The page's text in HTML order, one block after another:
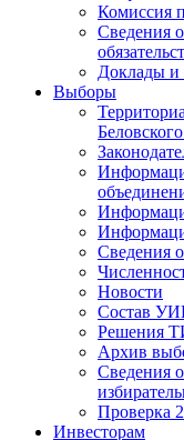
Комиссия
Сведения
Доклады и
Выборы
Сведения
Новости
Состав
Решения
Архив
Сведения
Проверка 2
Инвесторам